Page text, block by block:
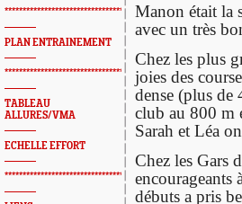
*************************************************
PLAN ENTRAINEMENT
*************************************************
TABLEAU
ALLURES/VMA
ECHELLE EFFORT
*************************************************
Manon était la
avec un très
Chez les plus
joies des
dense (plus de
club au 800 m
Sarah et Léa
Chez les Gars
encourageants
débuts a pris